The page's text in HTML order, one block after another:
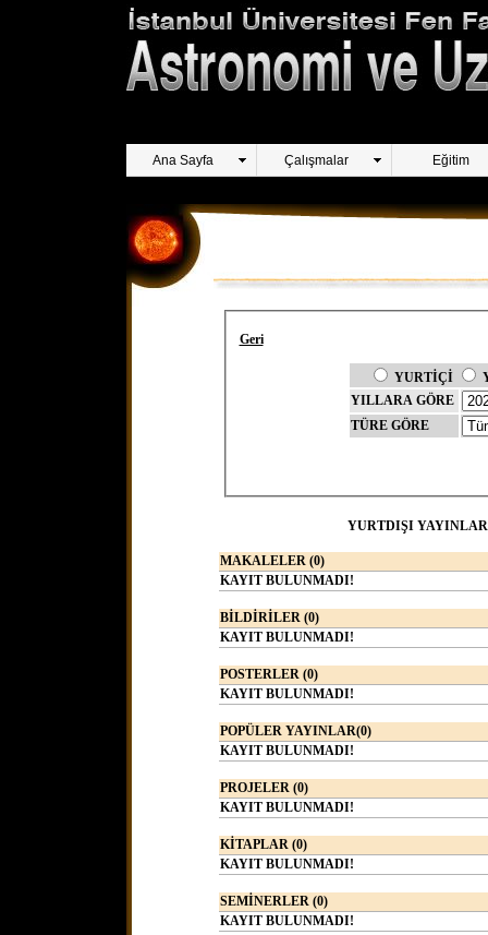
Ana Sayfa Çalışmalar Eğitim
Geri
YURTİÇİ
YILLARA GÖRE
TÜRE GÖRE
YURTDIŞI
MAKALELER (0)
KAYIT BULUNMADI!
BİLDİRİLER (0)
KAYIT BULUNMADI!
POSTERLER (0)
KAYIT BULUNMADI!
POPÜLER YAYINLAR(0)
KAYIT BULUNMADI!
PROJELER (0)
KAYIT BULUNMADI!
KİTAPLAR (0)
KAYIT BULUNMADI!
SEMİNERLER (0)
KAYIT BULUNMADI!